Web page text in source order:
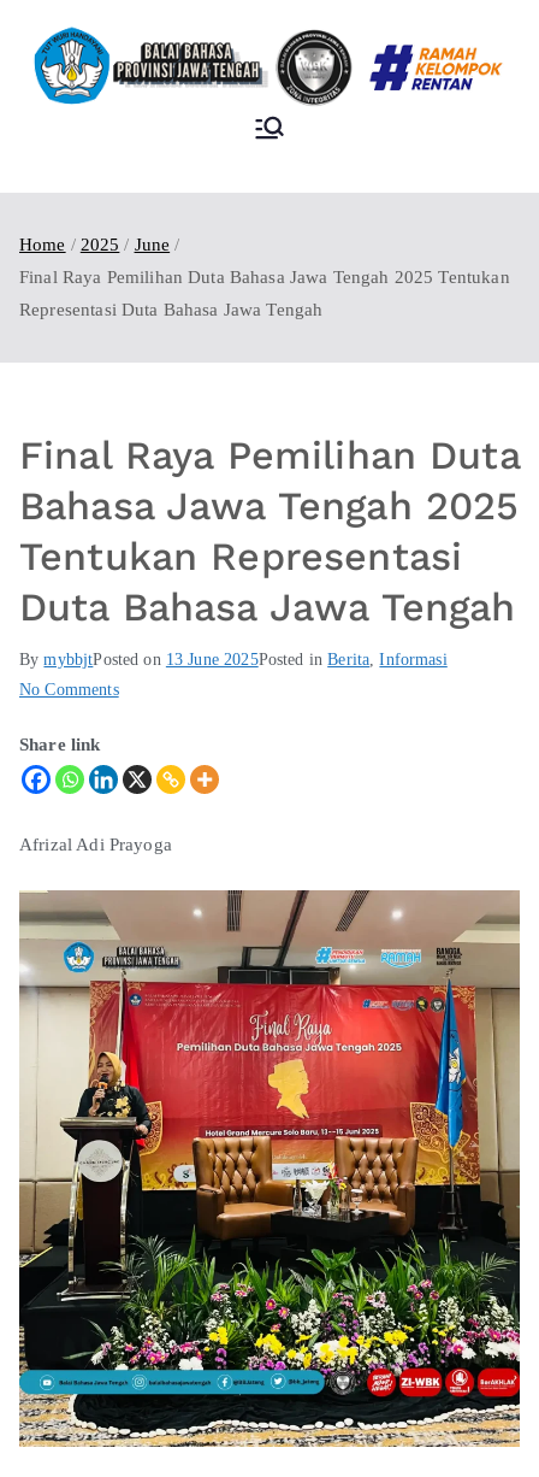
TENGAH
Home 2025
June
Final Raya Pemilihan Duta Bahasa Jawa Tengah 2025 Tentukan
Representasi Duta Bahasa Jawa Tengah
Final Raya Pemilihan Duta
Bahasa Jawa Tengah 2025
Tentukan Representasi
Duta Bahasa Jawa Tengah
BymybbjtPosted on 13 June 2025Posted inBerita ,Informasi
No Comments
Share link
Afrizal Adi Prayoga